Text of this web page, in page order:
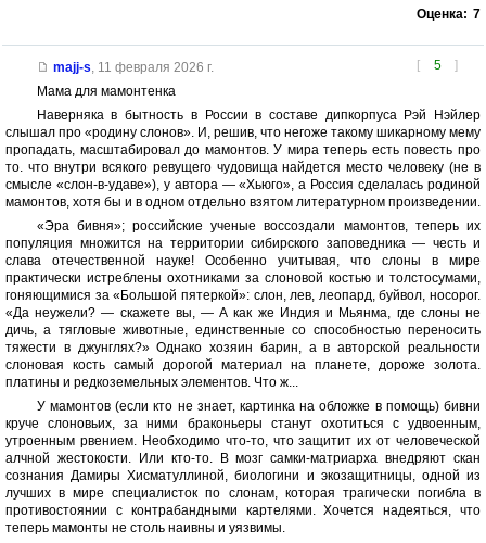
Оценка: 7
[ 5 ]
majj-s, 11 февраля 2026 г.
Мама для мамонтенка
Наверняка в бытность в России в составе дипкорпуса Рэй Нэйлер
слышал про «родину слонов». И, решив, что негоже такому шикарному мему
пропадать, масштабировал до мамонтов. У мира теперь есть повесть про
то. что внутри всякого ревущего чудовища найдется место человеку (не в
смысле «слон-в-удаве»), у автора — «Хьюго», а Россия сделалась родиной
мамонтов, хотя бы и в одном отдельно взятом литературном произведении.
«Эра бивня»; российские ученые воссоздали мамонтов, теперь их
популяция множится на территории сибирского заповедника — честь и
слава отечественной науке! Особенно учитывая, что слоны в мире
практически истреблены охотниками за слоновой костью и толстосумами,
гоняющимися за «Большой пятеркой»: слон, лев, леопард, буйвол, носорог.
«Да неужели? — скажете вы, — А как же Индия и Мьянма, где слоны не
дичь, а тягловые животные, единственные со способностью переносить
тяжести в джунглях?» Однако хозяин барин, а в авторской реальности
слоновая кость самый дорогой материал на планете, дороже золота.
платины и редкоземельных элементов. Что ж...
У мамонтов (если кто не знает, картинка на обложке в помощь) бивни
круче слоновьих, за ними браконьеры станут охотиться с удвоенным,
утроенным рвением. Необходимо что-то, что защитит их от человеческой
алчной жестокости. Или кто-то. В мозг самки-матриарха внедряют скан
сознания Дамиры Хисматуллиной, биологини и экозащитницы, одной из
лучших в мире специалисток по слонам, которая трагически погибла в
противостоянии с контрабандными картелями. Хочется надеяться, что
теперь мамонты не столь наивны и уязвимы.